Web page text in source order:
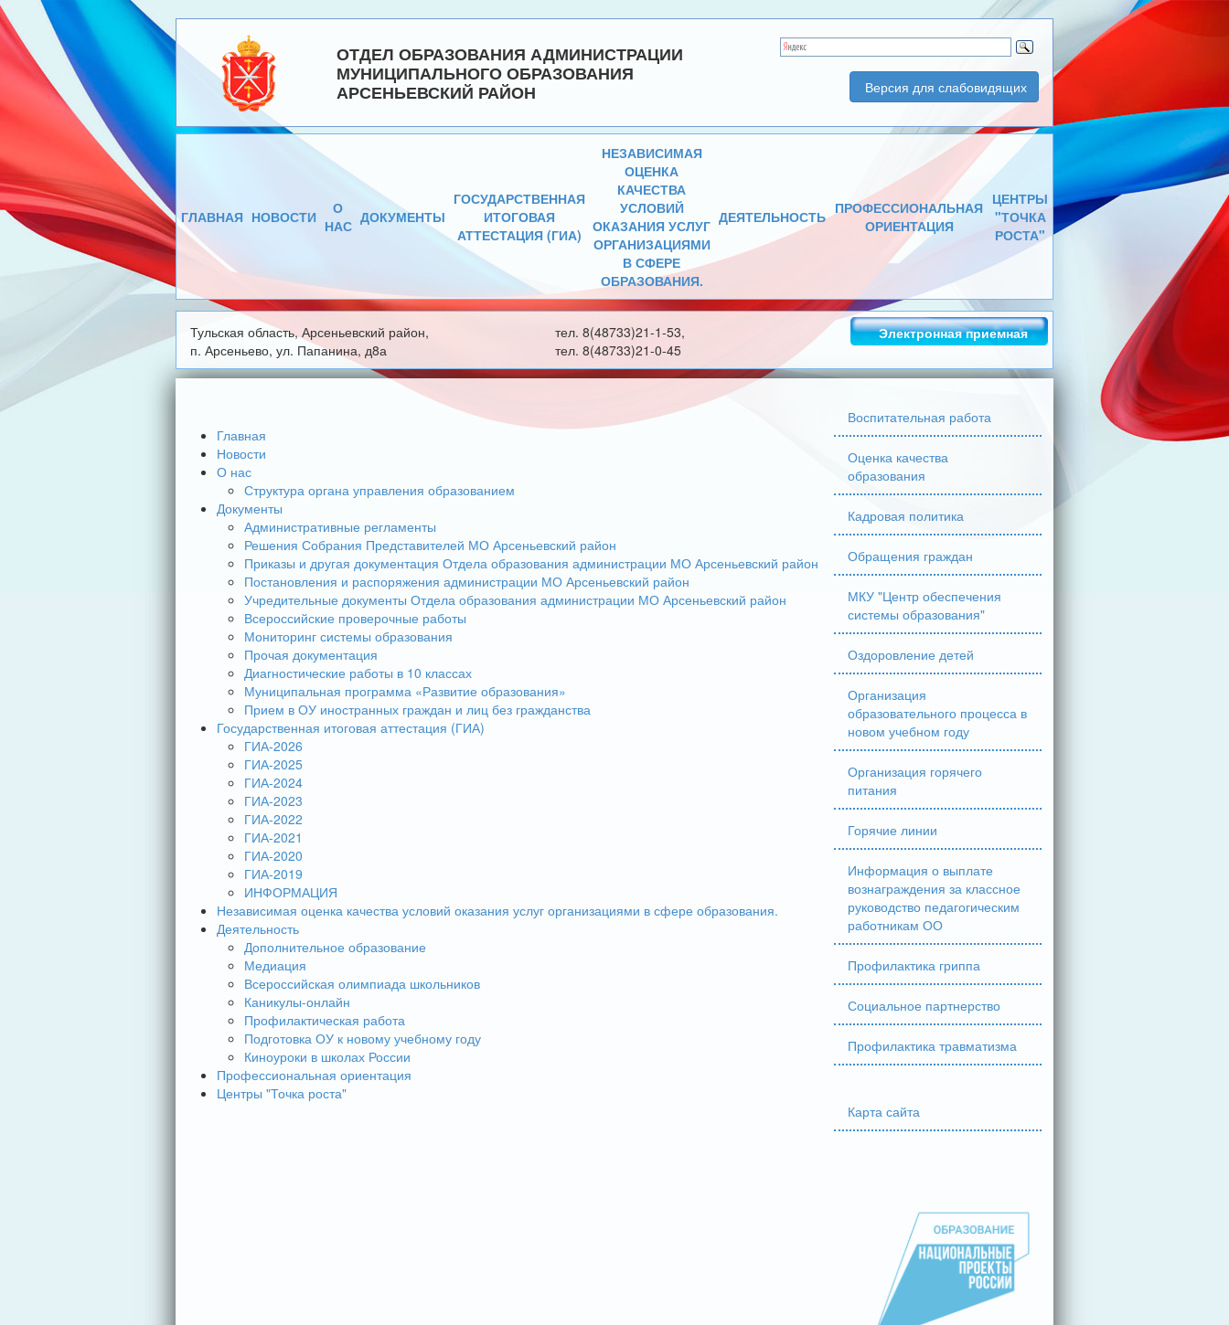
ОТДЕЛ ОБРАЗОВАНИЯ АДМИНИСТРАЦИИ
МУНИЦИПАЛЬНОГО ОБРАЗОВАНИЯ
АРСЕНЬЕВСКИЙ РАЙОН
Версия для слабовидящих
ГЛАВНАЯ НОВОСТИ
О
НАС ДОКУМЕНТЫ
ГОСУДАРСТВЕННАЯ
ИТОГОВАЯ
АТТЕСТАЦИЯ (ГИА)
НЕЗАВИСИМАЯ
ОЦЕНКА
КАЧЕСТВА
УСЛОВИЙ
ОКАЗАНИЯ УСЛУГ
ОРГАНИЗАЦИЯМИ
В СФЕРЕ
ОБРАЗОВАНИЯ.
ДЕЯТЕЛЬНОСТЬ ПРОФЕССИОНАЛЬНАЯ
ОРИЕНТАЦИЯ
ЦЕНТРЫ
"ТОЧКА
РОСТА"
Тульская область, Арсеньевский район,
п. Арсеньево, ул. Папанина, д8а
тел. 8(48733)21-1-53,
тел. 8(48733)21-0-45
Электронная приемная
Главная
Новости
О нас
Структура органа управления образованием
Документы
Административные регламенты
Решения Собрания Представителей МО Арсеньевский район
Приказы и другая документация Отдела образования администрации МО Арсеньевский район
Постановления и распоряжения администрации МО Арсеньевский район
Учредительные документы Отдела образования администрации МО Арсеньевский район
Всероссийские проверочные работы
Мониторинг системы образования
Прочая документация
Диагностические работы в 10 классах
Муниципальная программа «Развитие образования»
Прием в ОУ иностранных граждан и лиц без гражданства
Государственная итоговая аттестация (ГИА)
ГИА-2026
ГИА-2025
ГИА-2024
ГИА-2023
ГИА-2022
ГИА-2021
ГИА-2020
ГИА-2019
ИНФОРМАЦИЯ
Независимая оценка качества условий оказания услуг организациями в сфере образования.
Деятельность
Дополнительное образование
Медиация
Всероссийская олимпиада школьников
Каникулы-онлайн
Профилактическая работа
Подготовка ОУ к новому учебному году
Киноуроки в школах России
Профессиональная ориентация
Центры "Точка роста"
Воспитательная работа
Оценка качества
образования
Кадровая политика
Обращения граждан
МКУ "Центр обеспечения
системы образования"
Оздоровление детей
Организация
образовательного процесса в
новом учебном году
Организация горячего
питания
Горячие линии
Информация о выплате
вознаграждения за классное
руководство педагогическим
работникам ОО
Профилактика гриппа
Социальное партнерство
Профилактика травматизма
Карта сайта